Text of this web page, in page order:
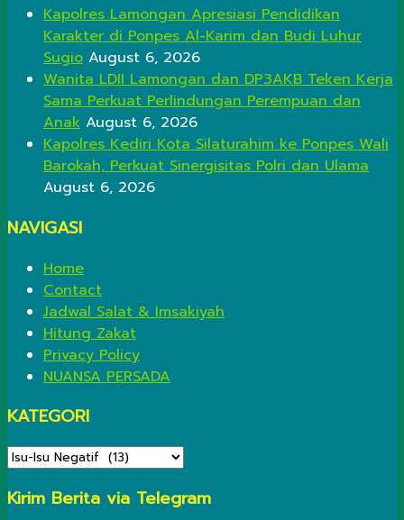
Kapolres Lamongan Apresiasi Pendidikan
Karakter di Ponpes Al-Karim dan Budi Luhur
Sugio August 6, 2026
Wanita LDII Lamongan dan DP3AKB Teken Kerja
Sama Perkuat Perlindungan Perempuan dan
Anak August 6, 2026
Kapolres Kediri Kota Silaturahim ke Ponpes Wali
Barokah, Perkuat Sinergisitas Polri dan Ulama
August 6, 2026
NAVIGASI
Home
Contact
Jadwal Salat & Imsakiyah
Hitung Zakat
Privacy Policy
NUANSA PERSADA
KATEGORI
KATEGORI
Kirim Berita via Telegram